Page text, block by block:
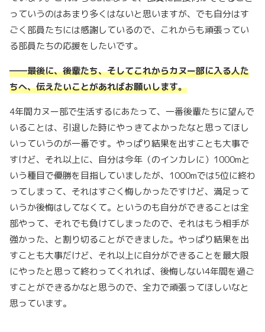
っていうのはあまり多くはないと思いますが、でも自分はす
ごく部員たちには感謝しているので、これからも頑張ってい
る部員たちの応援をしたいです。
――最後に、後輩たち、そしてこれからカヌー部に入る人た
ちへ、伝えたいことがあればお願いします。
4年間カヌー部で生活するにあたって、一番後輩たちに望んで
いることは、引退した時にやっきてよかったなと思ってほし
いっていうのが一番です。やっぱり結果を出すことも大事で
すけど、それ以上に、自分は今年（のインカレに） 1000mと
いう種目で優勝を目指していましたが、 1000mでは5位に終わ
ってしまって、それはすごく悔しかったですけど、満足って
いうか後悔はしてなくて。というのも自分ができることは全
部やって、それでも負けてしまったので、それはもう相手が
強かった、と割り切ることができました。やっぱり結果を出
すことも大事だけど、それ以上に自分ができることを最大限
にやったと思って終わってくれれば、後悔しない4年間を過ご
すことができるかなと思うので、全力で頑張ってほしいなと
思っています。